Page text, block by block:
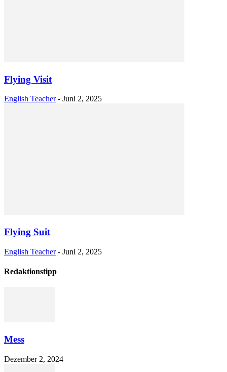
Flying Visit
English Teacher - Juni 2, 2025
Flying Suit
English Teacher - Juni 2, 2025
Redaktionstipp
Mess
Dezember 2, 2024